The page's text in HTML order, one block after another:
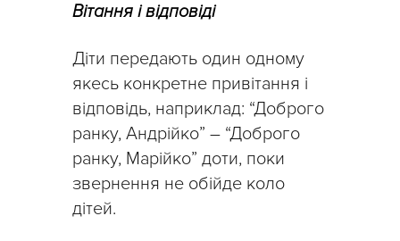
Вітання і відповіді
Діти передають один одному
якесь конкретне привітання і
відповідь, наприклад: “Доброго
ранку, Андрійко” – “Доброго
ранку, Марійко” доти, поки
звернення не обійде коло
дітей.